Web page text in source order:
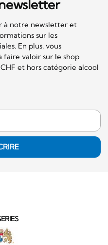
à notre newsletter et
sur les
En plus, vous
faire valoir sur le shop
et hors catégorie alcool